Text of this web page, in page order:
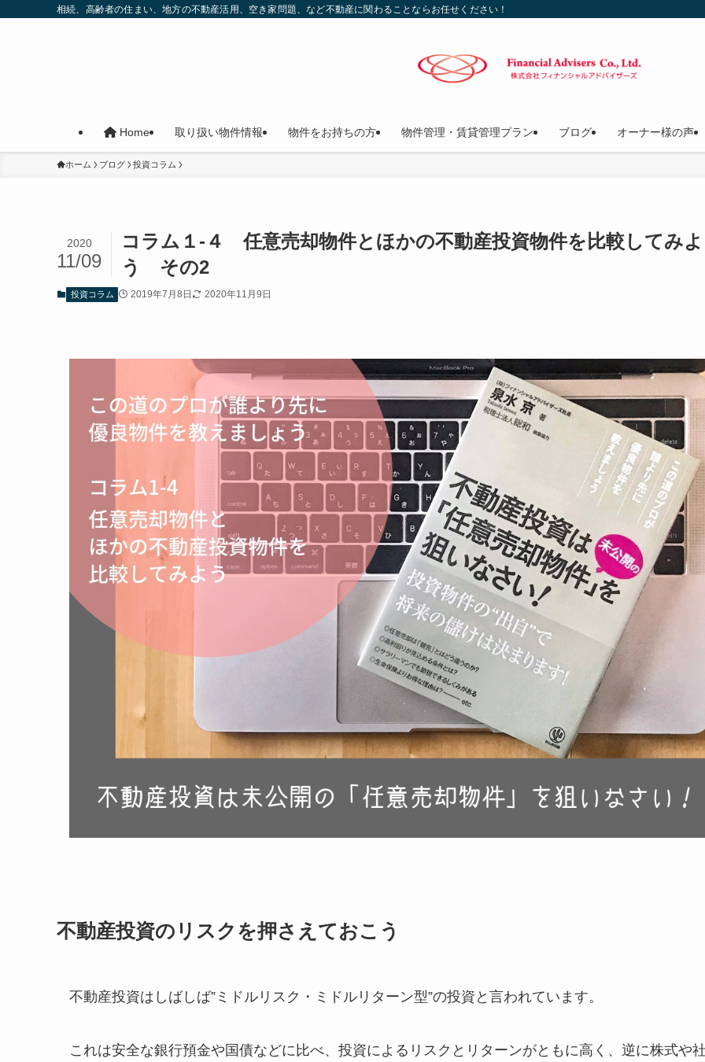
相続、高齢者の住まい、地方の不動産活用、空き家問題、など不動産に関わることならお任せください！
Home 取り扱い物件情報 物件をお持ちの方 物件管理・賃貸管理プラン ブログ オーナー様の声
ホーム ブログ 投資コラム
コラム１-４ 任意売却物件とほかの不動産投資物件を比較してみよ
う その2
2020
11/09
投資コラム 2019年7月8日 2020年11月9日
不動産投資のリスクを押さえておこう
不動産投資はしばしば”ミドルリスク・ミドルリターン型”の投資と言われています。
これは安全な銀行預金や国債などに比べ、投資によるリスクとリターンがともに高く、逆に株式や